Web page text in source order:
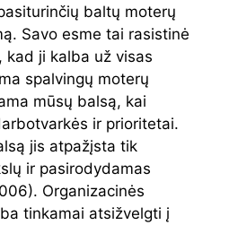
baltų moterų
Savo esme tai rasistinė
kad ji kalba už visas
spalvingų moterų
mūsų balsą, kai
ir prioritetai.
jis atpažįsta tik
ir pasirodydamas
Organizacinės
tinkamai atsižvelgti į